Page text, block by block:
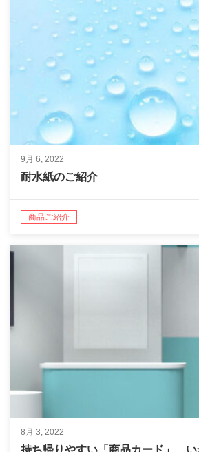
9月 6, 2022
耐水紙のご紹介
商品ご紹介
8月 3, 2022
持ち帰りやすい「商品カード」、い